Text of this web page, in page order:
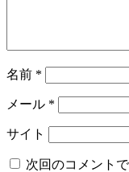
名前 *
メール *
サイト
次回のコメント